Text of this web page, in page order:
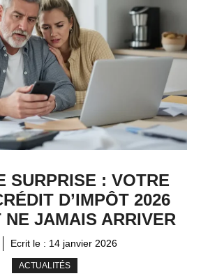
SURPRISE : VOTRE
D’IMPÔT 2026
NE JAMAIS ARRIVER
Ecrit le : 14 janvier 2026
ACTUALITÉS